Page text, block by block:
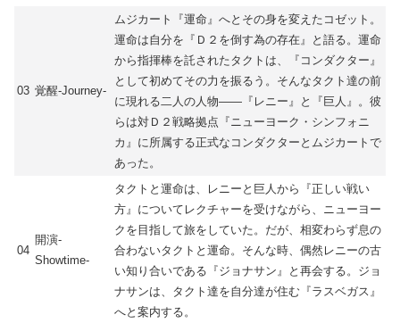
03 覚醒-Journey-
ムジカート『運命』へとその身を変えたコゼット。
運命は自分を『Ｄ２を倒す為の存在』と語る。運命
から指揮棒を託されたタクトは、『コンダクター』
として初めてその力を振るう。そんなタクト達の前
に現れる二人の人物――『レニー』と『巨人』。彼
らは対Ｄ２戦略拠点『ニューヨーク・シンフォニ
カ』に所属する正式なコンダクターとムジカートで
あった。
04
開演-
Showtime-
タクトと運命は、レニーと巨人から『正しい戦い
方』についてレクチャーを受けながら、ニューヨー
クを目指して旅をしていた。だが、相変わらず息の
合わないタクトと運命。そんな時、偶然レニーの古
い知り合いである『ジョナサン』と再会する。ジョ
ナサンは、タクト達を自分達が住む『ラスベガス』
へと案内する。